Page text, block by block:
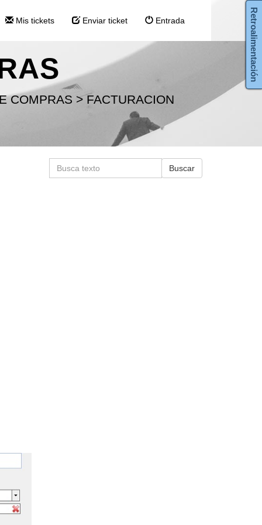
Mis tickets Enviar ticket Entrada
COMPRAS > FACTURACION
Retroalimentación